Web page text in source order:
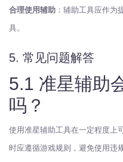
合理使用辅助 ：辅助工具应作为
具。
5. 常见问题解答
5.1 准星辅助
吗？
使用准星辅助工具在一定程度上
时应遵循游戏规则，避免使用违